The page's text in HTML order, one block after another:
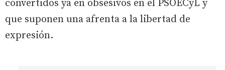
convertidos ya en obsesivos en el PSOECyL y
que suponen una afrenta a la libertad de
expresión.